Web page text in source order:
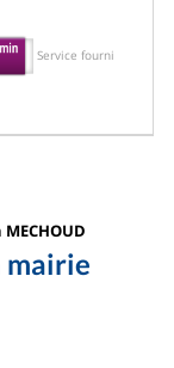
Service fourni
mairie